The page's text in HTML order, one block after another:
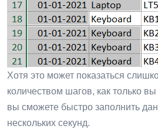
Хотя это может показаться
количеством шагов, как только
вы сможете быстро заполнить
нескольких секунд.